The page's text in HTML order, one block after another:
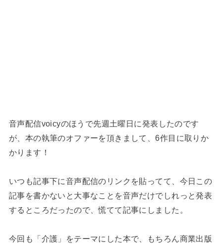
音声配信voicyのほうで先週土曜日に発表したのです
が、本の執筆のオファーを頂きまして、6作目に取りか
かります！
いつも記事下に音声配信のリンクを貼ってて、今日この
記事を書かないと大事なことを音声だけでしれっと発表
するところだったので、慌てて記事にしました。
今回も「介護」をテーマにした本で、もちろん商業出版